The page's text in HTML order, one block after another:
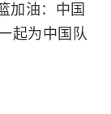
加油：中国
起为中国队